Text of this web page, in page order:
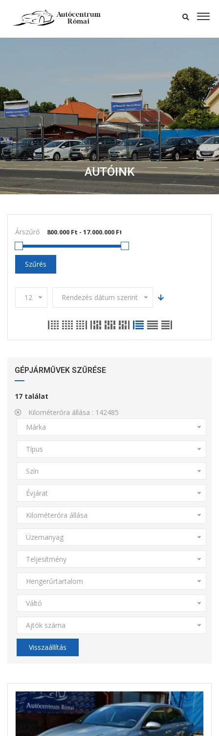
AUTÓINK
Árszűrő
Szűrés
12 Rendezés dátum szerint
GÉPJÁRMŰVEK SZŰRÉSE
17 találat
Kilométeróra állása : 142485
Márka
Típus
Szín
Évjárat
Kilométeróra állása
Üzemanyag
Teljesítmény
Hengerűrtartalom
Váltó
Ajtók száma
Visszaállítás